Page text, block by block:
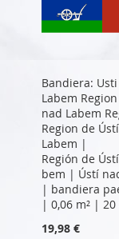
Bandiera:
Labem
nad Labem
Region de
Labem |
Región de
bem | Ústí
| bandiera
| 0,06 m² | 20
19,98 €